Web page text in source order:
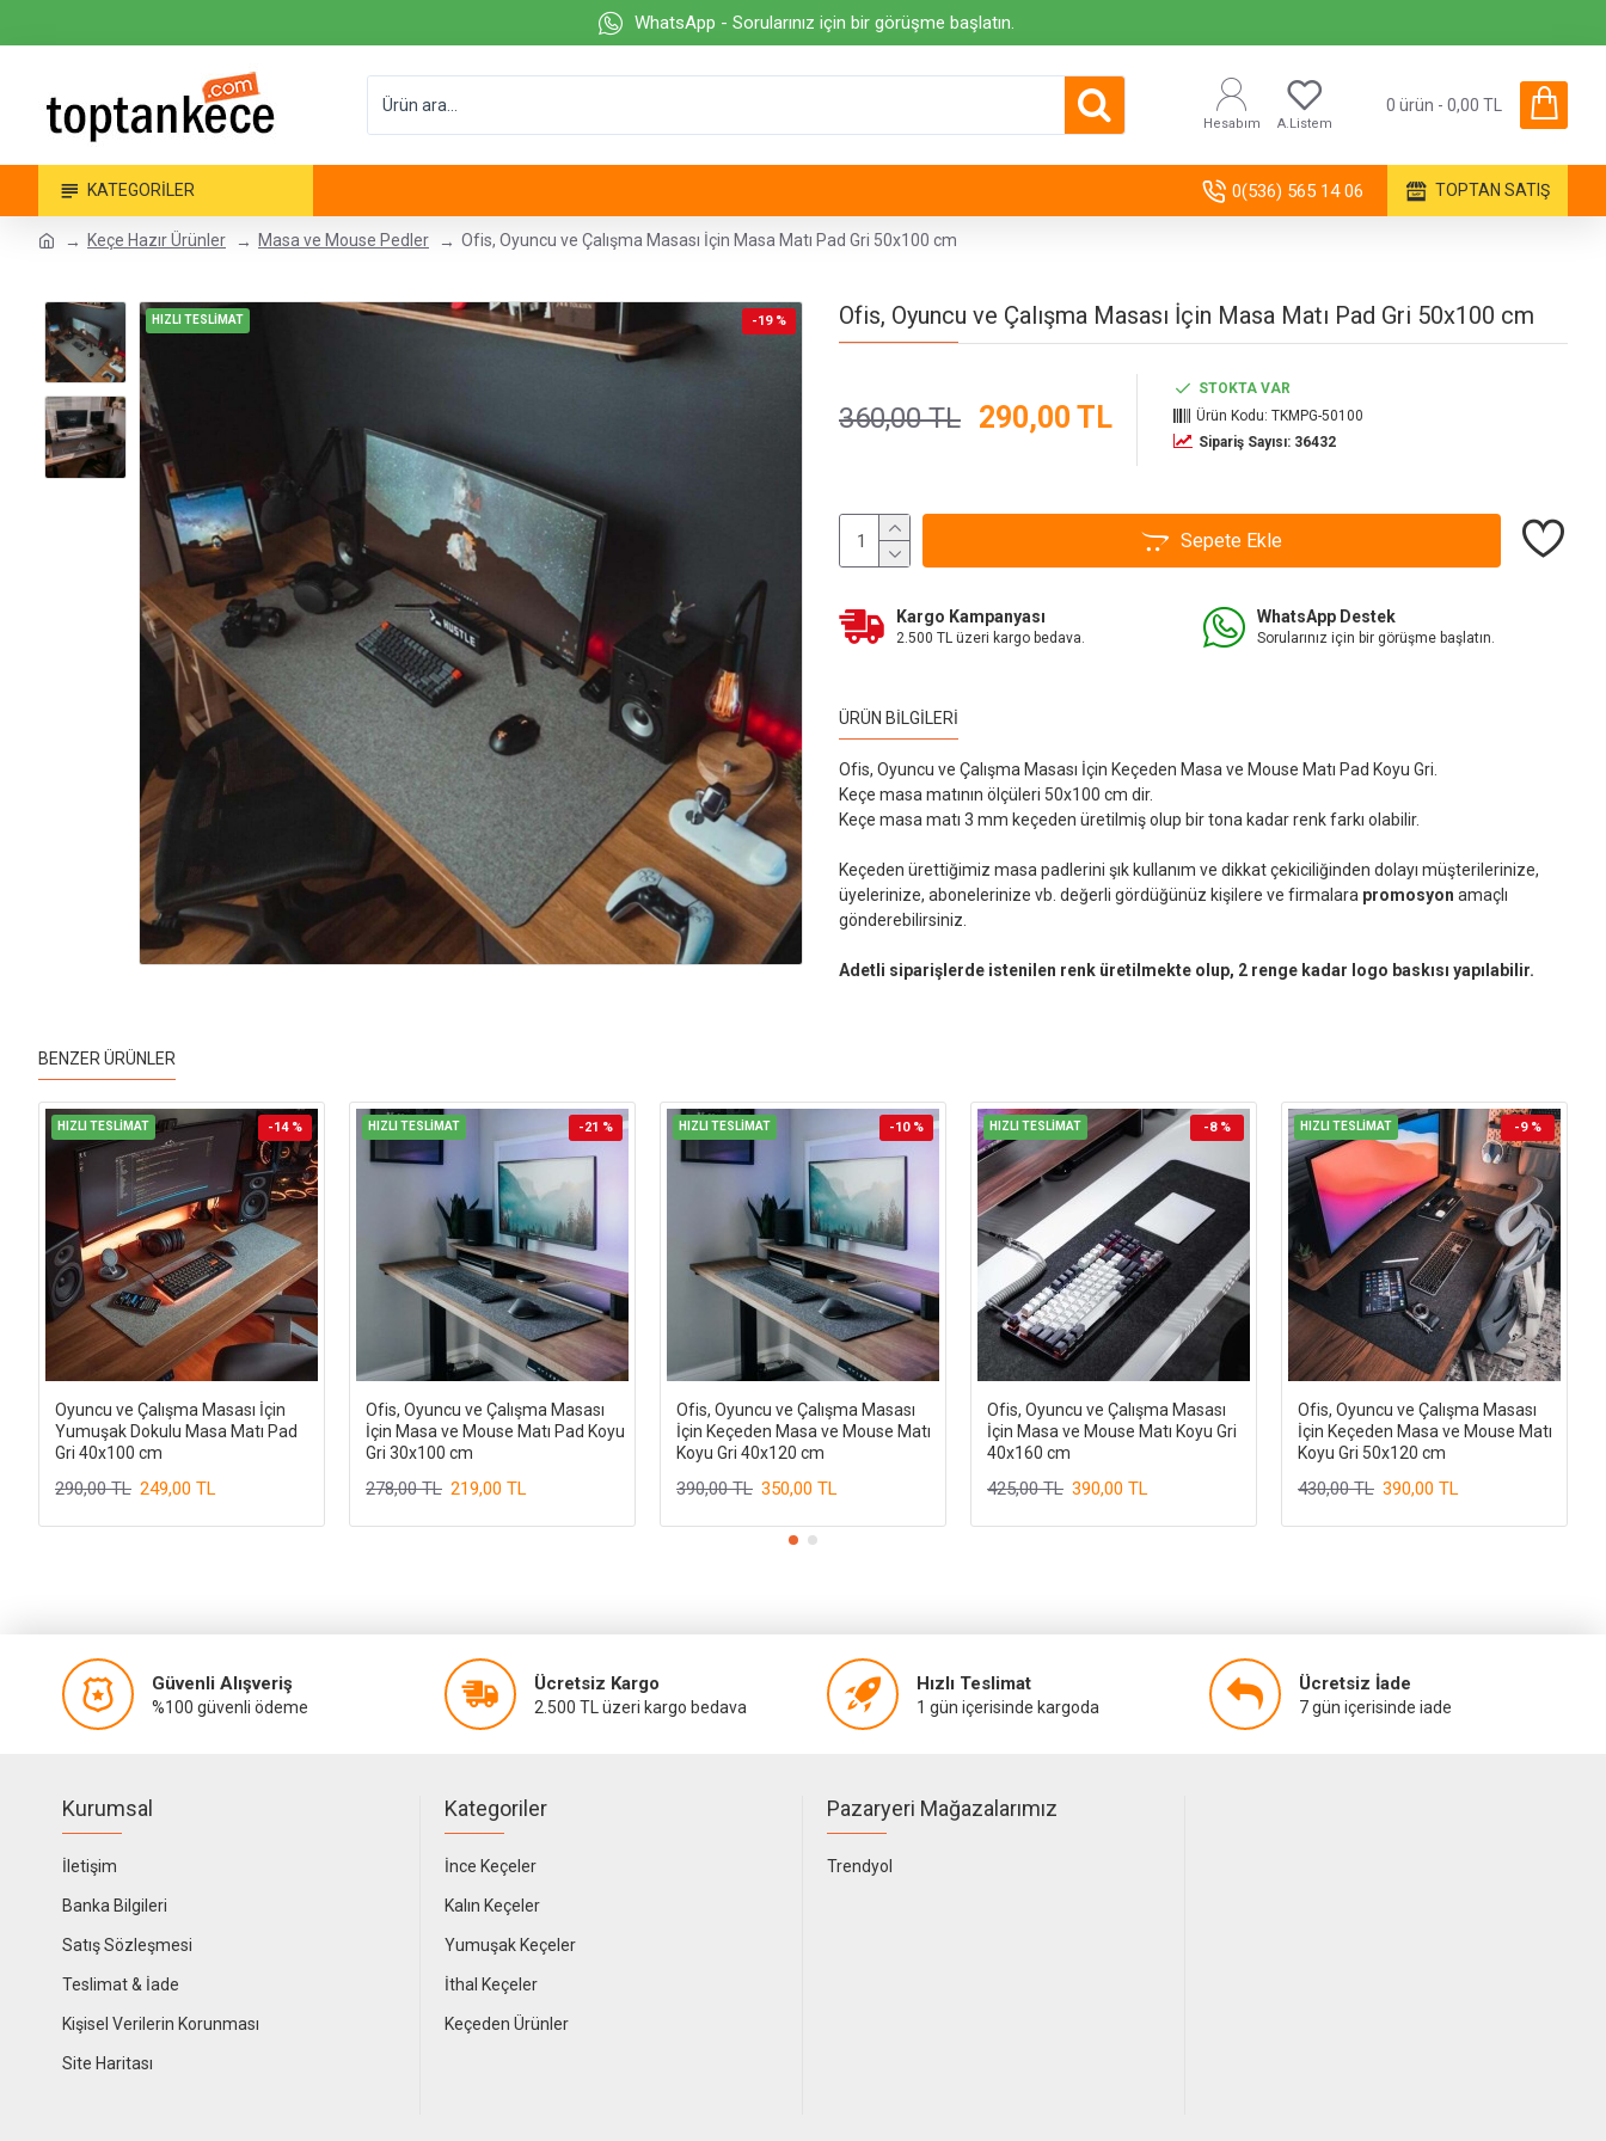
WhatsApp - Sorularınız için bir görüşme başlatın.
Hesabım A.Listem
0 ürün - 0,00 TL
KATEGORILER 0(536) 565 14 06 TOPTAN SATIŞ
Keçe Hazır Ürünler Masa ve Mouse Pedler Ofis, Oyuncu ve Çalışma Masası İçin Masa Matı Pad Gri 50x100 cm
HIZLI TESLİMAT -19 % Ofis, Oyuncu ve Çalışma Masası İçin Masa Matı Pad Gri 50x100 cm
290,00 TL
360,00 TL
STOKTA VAR
Ürün Kodu: TKMPG-50100
Sipariş Sayısı: 36432
Sepete Ekle
Kargo Kampanyası
2.500 TL üzeri kargo bedava.
WhatsApp Destek
Sorularınız için bir görüşme başlatın.
ÜRÜN BILGILERI
Ofis, Oyuncu ve Çalışma Masası İçin Keçeden Masa ve Mouse Matı Pad Koyu Gri.
Keçe masa matının ölçüleri 50x100 cm dir.
Keçe masa matı 3 mm keçeden üretilmiş olup bir tona kadar renk farkı olabilir.
Keçeden ürettiğimiz masa padlerini şık kullanım ve dikkat çekiciliğinden dolayı müşterilerinize,
üyelerinize, abonelerinize vb. değerli gördüğünüz kişilere ve firmalara promosyon amaçlı
gönderebilirsiniz.
Adetli siparişlerde istenilen renk üretilmekte olup, 2 renge kadar logo baskısı yapılabilir.
BENZER ÜRÜNLER
HIZLI TESLİMAT -14 %
Oyuncu ve Çalışma Masası İçin
Yumuşak Dokulu Masa Matı Pad
Gri 40x100 cm
249,00 TL
290,00 TL
HIZLI TESLİMAT -21 %
Ofis, Oyuncu ve Çalışma Masası
İçin Masa ve Mouse Matı Pad Koyu
Gri 30x100 cm
219,00 TL
278,00 TL
HIZLI TESLİMAT -10 %
Ofis, Oyuncu ve Çalışma Masası
İçin Keçeden Masa ve Mouse Matı
Koyu Gri 40x120 cm
350,00 TL
390,00 TL
HIZLI TESLİMAT -8 %
Ofis, Oyuncu ve Çalışma Masası
İçin Masa ve Mouse Matı Koyu Gri
40x160 cm
390,00 TL
425,00 TL
HIZLI TESLİMAT -9 %
Ofis, Oyuncu ve Çalışma Masası
İçin Keçeden Masa ve Mouse Matı
Koyu Gri 50x120 cm
390,00 TL
430,00 TL
Güvenli Alışveriş
%100 güvenli ödeme
Ücretsiz Kargo
2.500 TL üzeri kargo bedava
Hızlı Teslimat
1 gün içerisinde kargoda
Ücretsiz İade
7 gün içerisinde iade
Kurumsal
İletişim
Banka Bilgileri
Satış Sözleşmesi
Teslimat & İade
Kişisel Verilerin Korunması
Site Haritası
Kategoriler
İnce Keçeler
Kalın Keçeler
Yumuşak Keçeler
İthal Keçeler
Keçeden Ürünler
Pazaryeri Mağazalarımız
Trendyol